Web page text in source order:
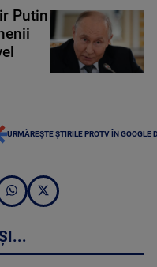
Putin
URMĂREȘTE ȘTIRILE PROTV ÎN GOOGLE